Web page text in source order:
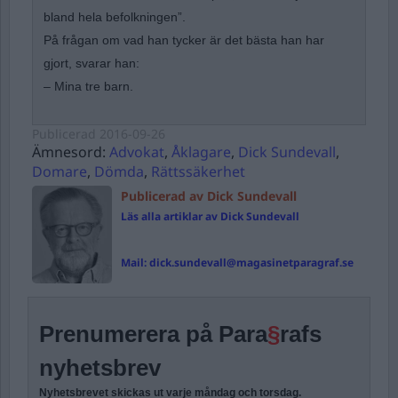
bland hela befolkningen”.
På frågan om vad han tycker är det bästa han har
gjort, svarar han:
– Mina tre barn.
Ämnesord: Advokat, Åklagare, Dick Sundevall,
Domare, Dömda, Rättssäkerhet
Publicerad av Dick Sundevall
Läs alla artiklar av Dick Sundevall
Mail:dick.sundevall@magasinetparagraf.se
Prenumerera på Para§rafs
nyhetsbrev
Nyhetsbrevet skickas ut varje måndag och torsdag.